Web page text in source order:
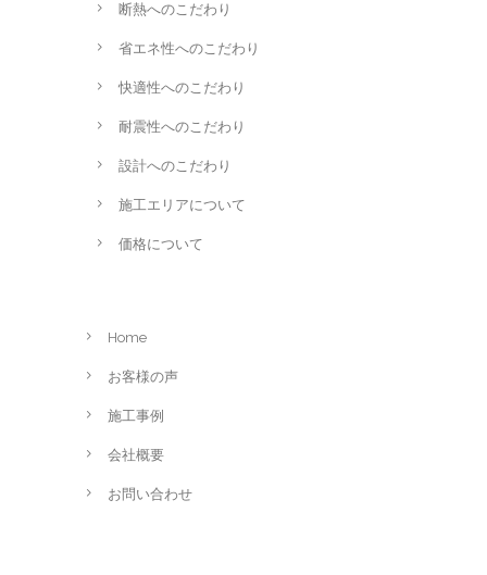
断熱へのこだわり
省エネ性へのこだわり
快適性へのこだわり
耐震性へのこだわり
設計へのこだわり
施工エリアについて
価格について
Home
お客様の声
施工事例
会社概要
お問い合わせ